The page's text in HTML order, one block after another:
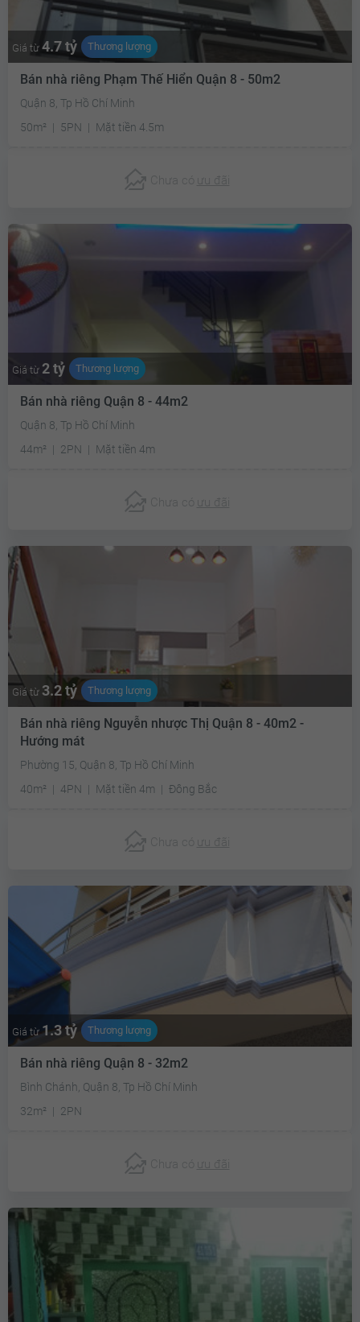
Giá từ 4.7 tỷ Thương lượng
Bán nhà riêng Phạm Thế Hiển Quận 8 - 50m2
Quận 8, Tp Hồ Chí Minh
50m²
5PN Mặt tiền 4.5m
Chưa có ưu đãi
Giá từ 2 tỷ Thương lượng
Bán nhà riêng Quận 8 - 44m2
Quận 8, Tp Hồ Chí Minh
44m²
2PN Mặt tiền 4m
Chưa có ưu đãi
Giá từ 3.2 tỷ Thương lượng
Bán nhà riêng Nguyễn nhược Thị Quận 8 - 40m2 -
Hướng mát
Phường 15, Quận 8, Tp Hồ Chí Minh
40m²
4PN Mặt tiền 4m Đông Bắc
Chưa có ưu đãi
Giá từ 1.3 tỷ Thương lượng
Bán nhà riêng Quận 8 - 32m2
Bình Chánh, Quận 8, Tp Hồ Chí Minh
32m²
2PN
Chưa có ưu đãi